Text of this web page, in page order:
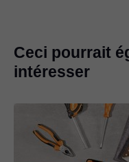
Ceci pourrait
intéresser